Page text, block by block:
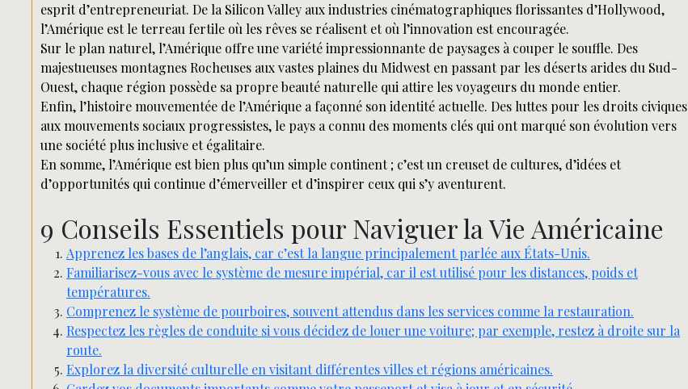
esprit d’entrepreneuriat. De la Silicon Valley aux industries cinématographiques florissantes d’Hollywood,
l’Amérique est le terreau fertile où les rêves se réalisent et où l’innovation est encouragée.
Sur le plan naturel, l’Amérique offre une variété impressionnante de paysages à couper le souffle. Des
majestueuses montagnes Rocheuses aux vastes plaines du Midwest en passant par les déserts arides du Sud-
Ouest, chaque région possède sa propre beauté naturelle qui attire les voyageurs du monde entier.
Enfin, l’histoire mouvementée de l’Amérique a façonné son identité actuelle. Des luttes pour les droits civiques
aux mouvements sociaux progressistes, le pays a connu des moments clés qui ont marqué son évolution vers
une société plus inclusive et égalitaire.
En somme, l’Amérique est bien plus qu’un simple continent ; c’est un creuset de cultures, d’idées et
d’opportunités qui continue d’émerveiller et d’inspirer ceux qui s’y aventurent.
9 Conseils Essentiels pour Naviguer la Vie Américaine
Apprenez les bases de l’anglais, car c’est la langue principalement parlée aux États-Unis.
Familiarisez-vous avec le système de mesure impérial, car il est utilisé pour les distances, poids et
températures.
Comprenez le système de pourboires, souvent attendus dans les services comme la restauration.
Respectez les règles de conduite si vous décidez de louer une voiture; par exemple, restez à droite sur la
route.
Explorez la diversité culturelle en visitant différentes villes et régions américaines.